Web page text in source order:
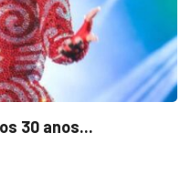
FAMOSOS MÚSICA
Travis Kelce fala que